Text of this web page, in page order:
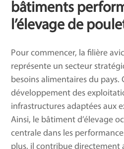
bâtiments
l’élevage de
Pour commencer, la filière
représente un secteur
besoins alimentaires du pays.
développement des
infrastructures adaptées aux
Ainsi, le bâtiment d’élevage
centrale dans les
plus, il contribue directement